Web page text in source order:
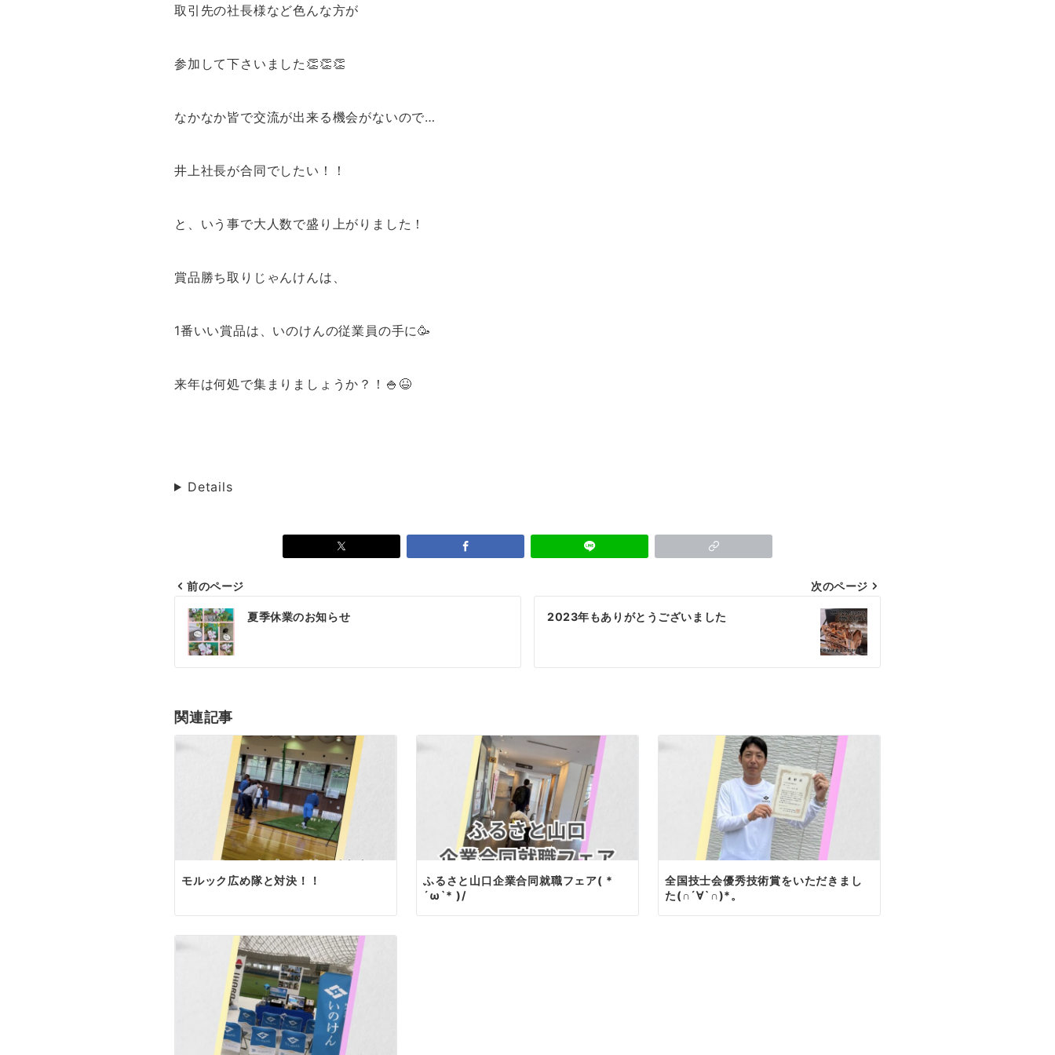
取引先の社長様など色んな方が
参加して下さいました👏👏👏
なかなか皆で交流が出来る機会がないので…
井上社長が合同でしたい！！
と、いう事で大人数で盛り上がりました！
賞品勝ち取りじゃんけんは、
1番いい賞品は、いのけんの従業員の手に🥳
来年は何処で集まりましょうか？！🍚😆
Details
投
稿
ナ
ゲ
ー
前のページ
夏季休業のお知らせ
次のページ
2023年もありがとうございました
関連記事
モルック広め隊と対決！！
ふるさと山口企業合同就職フェア( *
´ω`* )/
全国技士会優秀技術賞をいただきまし
た(∩´∀`∩)*。